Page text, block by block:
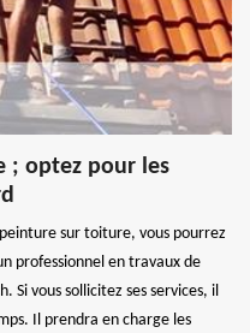
; optez pour les
sur toiture, vous pourrez
professionnel en travaux de
Si vous sollicitez ses services, il
Il prendra en charge les